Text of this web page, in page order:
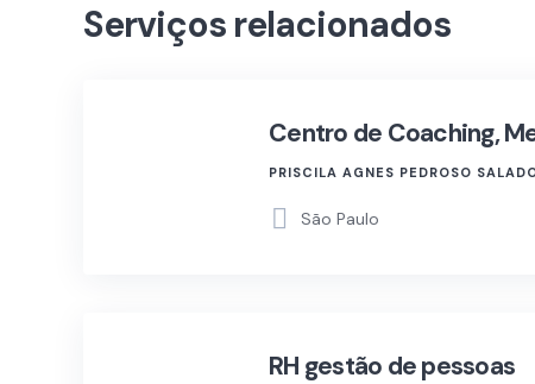
Serviços relacionados
Centro de Coaching,
PRISCILA AGNES PEDROSO
São Paulo
RH gestão de pessoas